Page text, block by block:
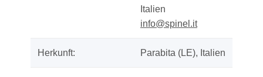
Italien
info@spinel.it
Herkunft: Parabita (LE), Italien